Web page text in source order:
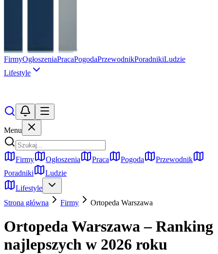
FirmyOgłoszeniaPracaPogodaPrzewodnikPoradnikiLudzie
Lifestyle
Menu
Firmy Ogłoszenia Praca Pogoda
Przewodnik
Poradniki
Ludzie
Lifestyle
Strona główna
Firmy Ortopeda Warszawa
Ortopeda Warszawa – Ranking
najlepszych w 2026 roku